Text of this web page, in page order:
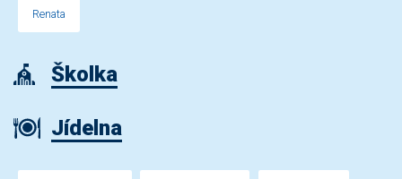
Renata
Školka
Jídelna